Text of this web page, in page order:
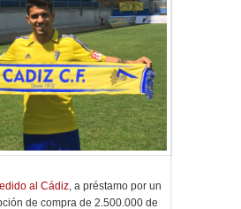
al Cádiz, a préstamo por un
de compra de 2.500.000 de